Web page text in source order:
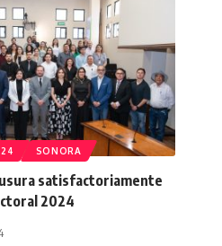
SONORA
satisfactoriamente
2024